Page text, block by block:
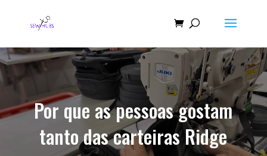
Por que as pessoas gostam
tanto das carteiras Ridge